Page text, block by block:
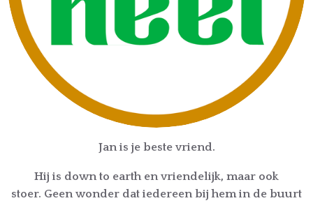
Jan is je beste vriend.
Hij is down to earth en vriendelijk, maar ook
stoer. Geen wonder dat iedereen bij hem in de buurt